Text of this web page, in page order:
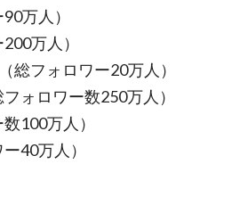
万人）
万人）
総フォロワー20万人）
ォロワー数250万人）
100万人）
40万人）